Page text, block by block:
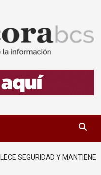
SEGURIDAD Y MANTIENE